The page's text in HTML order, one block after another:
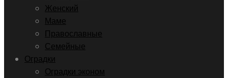
Женский
Маме
Православные
Семейные
Оградки
Оградки эконом